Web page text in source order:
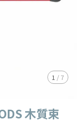
1 / 7
木質束